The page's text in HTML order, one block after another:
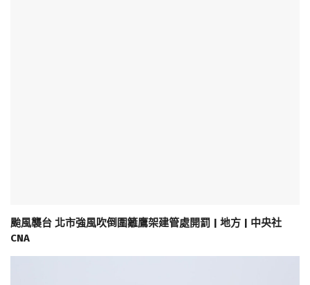
颱風襲台 北市強風吹倒圍籬鷹架建管處開罰 | 地方 | 中央社
CNA